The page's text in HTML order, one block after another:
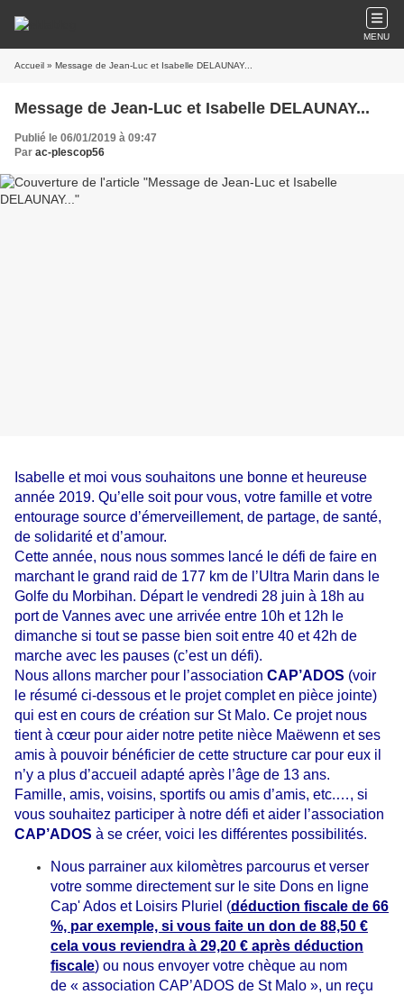
MENU
Accueil » Message de Jean-Luc et Isabelle DELAUNAY...
Message de Jean-Luc et Isabelle DELAUNAY...
Publié le 06/01/2019 à 09:47
Par ac-plescop56
Isabelle et moi vous souhaitons une bonne et heureuse
année 2019. Qu’elle soit pour vous, votre famille et votre
entourage source d’émerveillement, de partage, de santé,
de solidarité et d’amour.
Cette année, nous nous sommes lancé le défi de faire en
marchant le grand raid de 177 km de l’Ultra Marin dans le
Golfe du Morbihan. Départ le vendredi 28 juin à 18h au
port de Vannes avec une arrivée entre 10h et 12h le
dimanche si tout se passe bien soit entre 40 et 42h de
marche avec les pauses (c’est un défi).
Nous allons marcher pour l’association CAP’ADOS (voir
le résumé ci-dessous et le projet complet en pièce jointe)
qui est en cours de création sur St Malo. Ce projet nous
tient à cœur pour aider notre petite nièce Maëwenn et ses
amis à pouvoir bénéficier de cette structure car pour eux il
n’y a plus d’accueil adapté après l’âge de 13 ans.
Famille, amis, voisins, sportifs ou amis d’amis, etc.…, si
vous souhaitez participer à notre défi et aider l’association
CAP’ADOS à se créer, voici les différentes possibilités.
Nous parrainer aux kilomètres parcourus et verser
votre somme directement sur le site Dons en ligne
Cap' Ados et Loisirs Pluriel (déduction fiscale de 66
%, par exemple, si vous faite un don de 88,50 €
cela vous reviendra à 29,20 € après déduction
fiscale) ou nous envoyer votre chèque au nom
de « association CAP’ADOS de St Malo », un reçu